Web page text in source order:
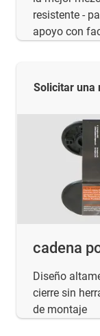
resistente -
apoyo con
cadena
Diseño
cierre sin
de montaje
Solicitar una